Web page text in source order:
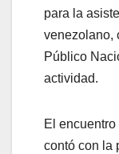
para la
venezolano,
Público
actividad.
El
contó con la